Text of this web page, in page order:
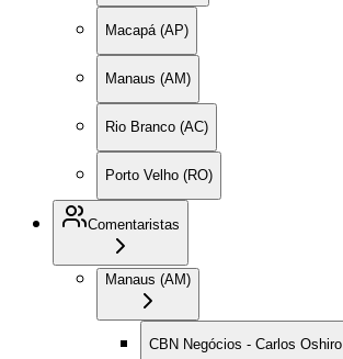
Macapá (AP)
Manaus (AM)
Rio Branco (AC)
Porto Velho (RO)
Comentaristas
Manaus (AM)
CBN Negócios - Carlos Oshiro